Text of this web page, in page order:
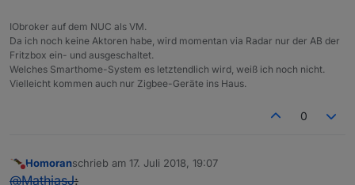
IObroker auf dem NUC als VM.
Da ich noch keine Aktoren habe, wird momentan via Radar nur der AB der
Fritzbox ein- und ausgeschaltet.
Welches Smarthome-System es letztendlich wird, weiß ich noch nicht.
Vielleicht kommen auch nur Zigbee-Geräte ins Haus.
0
Nicht stören
Homoranschrieb am 17. Juli 2018, 19:07
zuletzt editiert von
@MathiasJ: